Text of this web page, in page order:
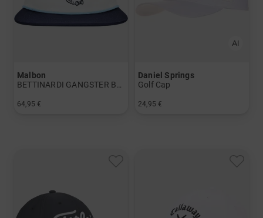
Malbon
BETTINARDI GANGSTER BUCKETS SNAPBACK Cap
64,95 €
Daniel Springs
Golf Cap
24,95 €